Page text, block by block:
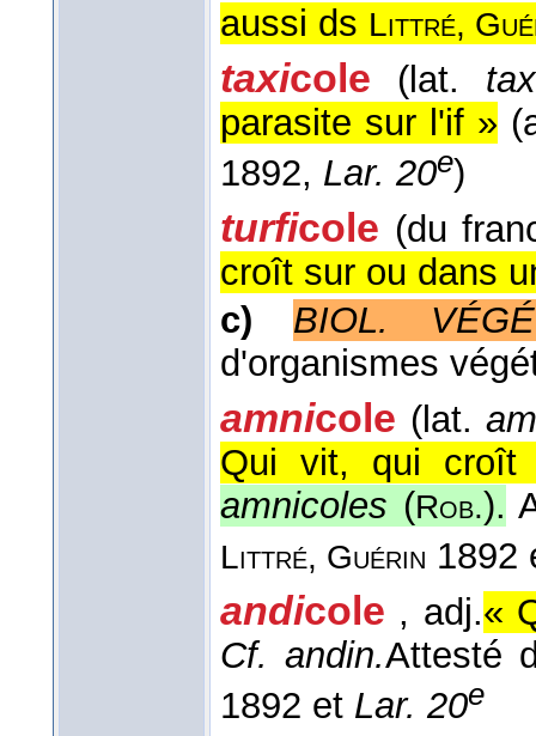
aussi ds Littré,
taxicole (lat.
parasite sur l'if »
1892, Lar. 20e)
turficole (du
croît sur ou dans
c)
BIOL.
d'organismes
amnicole (lat.
Qui vit, qui croît
amnicoles (Rob.).
Littré, Guérin 1892
andicole , adj.«
Cf. andin.Attesté
1892 et Lar. 20e